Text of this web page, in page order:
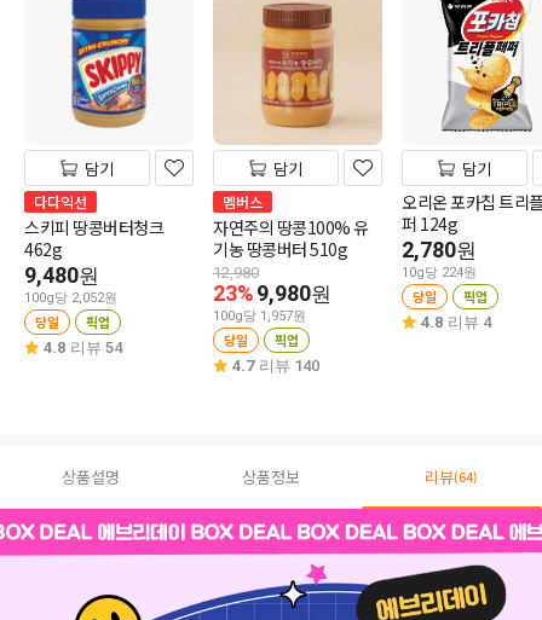
담기
다다익선
스키피 땅콩버터청크
462g
9,480원
100g당 2,052원
당일 픽업
4.8 리뷰 54
담기
멤버스
자연주의 땅콩100% 유
기농 땅콩버터 510g
12,980
23%9,980원
100g당 1,957원
당일 픽업
4.7 리뷰 140
담기
오리온 포카칩 트리
퍼 124g
2,780원
10g당 224원
당일 픽업
4.8 리뷰 4
상품설명 상품정보 리뷰(64)